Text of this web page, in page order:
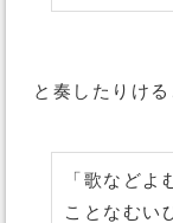
と奏したりけ
「歌など
ことなむい